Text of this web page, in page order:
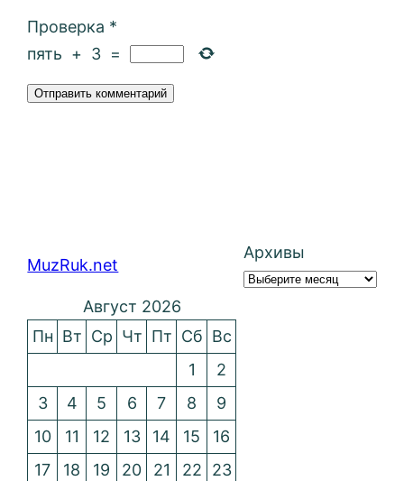
Проверка *
пять + 3 =
MuzRuk.net
Архивы
Август 2026
Пн Вт Ср Чт Пт Сб Вс
1
2
3
4 5 6 7 8
9
10
11 12 13 14 15
16
17
18 19 20 21 22 23